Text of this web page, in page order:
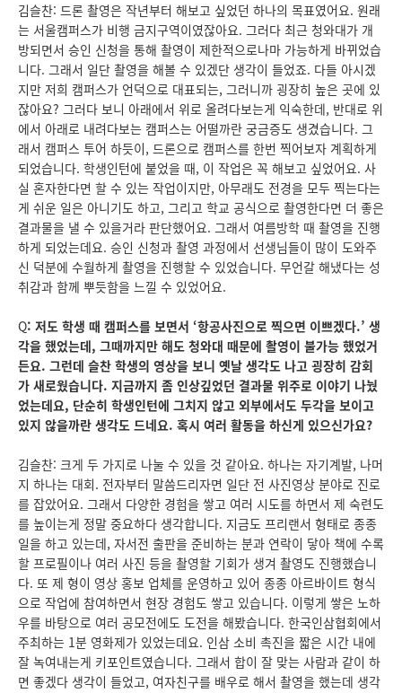
김슬찬: 드론 촬영은 작년부터 해보고 싶었던 하나의 목표였어요. 원래
는 서울캠퍼스가 비행 금지구역이였잖아요. 그러다 최근 청와대가 개
방되면서 승인 신청을 통해 촬영이 제한적으로나마 가능하게 바뀌었습
니다. 그래서 일단 촬영을 해볼 수 있겠단 생각이 들었죠. 다들 아시겠
지만 저희 캠퍼스가 언덕으로 대표되는, 그러니까 굉장히 높은 곳에 있
잖아요? 그러다 보니 아래에서 위로 올려다보는게 익숙한데, 반대로 위
에서 아래로 내려다보는 캠퍼스는 어떨까란 궁금증도 생겼습니다. 그
래서 캠퍼스 투어 하듯이, 드론으로 캠퍼스를 한번 찍어보자 계획하게
되었습니다. 학생인턴에 붙었을 때, 이 작업은 꼭 해보고 싶었어요. 사
실 혼자한다면 할 수 있는 작업이지만, 아무래도 전경을 모두 찍는다는
게 쉬운 일은 아니기도 하고, 그리고 학교 공식으로 촬영한다면 더 좋은
결과물을 낼 수 있을거라 판단했어요. 그래서 여름방학 때 촬영을 진행
하게 되었는데요. 승인 신청과 촬영 과정에서 선생님들이 많이 도와주
신 덕분에 수월하게 촬영을 진행할 수 있었습니다. 무언갈 해냈다는 성
취감과 함께 뿌듯함을 느낄 수 있었어요.
Q: 저도 학생 때 캠퍼스를 보면서 ‘항공사진으로 찍으면 이쁘겠다.’ 생
각을 했었는데, 그때까지만 해도 청와대 때문에 촬영이 불가능 했었거
든요. 그런데 슬찬 학생의 영상을 보니 옛날 생각도 나고 굉장히 감회
가 새로웠습니다. 지금까지 좀 인상깊었던 결과물 위주로 이야기 나눴
었는데요, 단순히 학생인턴에 그치지 않고 외부에서도 두각을 보이고
있지 않을까란 생각도 드네요. 혹시 여러 활동을 하신게 있으신가요?
김슬찬: 크게 두 가지로 나눌 수 있을 것 같아요. 하나는 자기계발, 나머
지 하나는 대회. 전자부터 말씀드리자면 일단 전 사진영상 분야로 진로
를 잡았어요. 그래서 다양한 경험을 쌓고 여러 시도를 하면서 제 숙련도
를 높이는게 정말 중요하다 생각합니다. 지금도 프리랜서 형태로 종종
일을 하고 있는데, 자서전 출판을 준비하는 분과 연락이 닿아 책에 수록
할 프로필이나 여러 사진 등을 촬영할 기회가 생겨 촬영도 진행했습니
다. 또 제 형이 영상 홍보 업체를 운영하고 있어 종종 아르바이트 형식
으로 작업에 참여하면서 현장 경험도 쌓고 있습니다. 이렇게 쌓은 노하
우를 바탕으로 여러 공모전에도 도전을 해봤습니다. 한국인삼협회에서
주최하는 1분 영화제가 있었는데요. 인삼 소비 촉진을 짧은 시간 내에
잘 녹여내는게 키포인트였습니다. 그래서 합이 잘 맞는 사람과 같이 하
면 좋겠다 생각이 들었고, 여자친구를 배우로 해서 촬영을 했는데 생각